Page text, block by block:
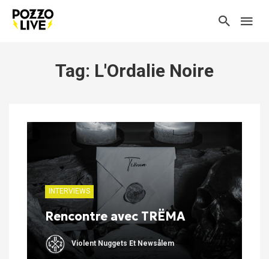
Tag: L'Ordalie Noire
INTERVIEWS
Rencontre avec TRËMA
Violent Nuggets Et Newsålem